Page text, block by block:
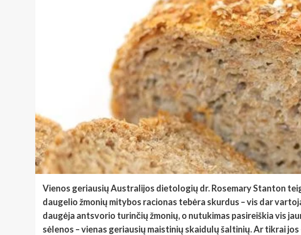
Vienos geriausių Australijos dietologių dr. Rosemary Stanton
daugelio žmonių mitybos racionas tebėra skurdus – vis dar
daugėja antsvorio turinčių žmonių, o nutukimas pasireiškia vis
sėlenos – vienas geriausių maistinių skaidulų šaltinių.Ar tikrai jos